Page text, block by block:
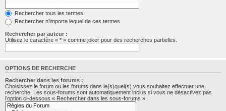
Rechercher tous les termes
Rechercher n’importe lequel de ces termes
Rechercher par auteur :
Utilisez le caractère « * » comme joker pour des recherches partielles.
OPTIONS DE RECHERCHE
Rechercher dans les forums :
Choisissez le forum ou les forums dans le(s)quel(s) vous souhaitez effectuer une
recherche. Les sous-forums sont automatiquement inclus si vous ne désactivez pas
l’option ci-dessous « Rechercher dans les sous-forums ».